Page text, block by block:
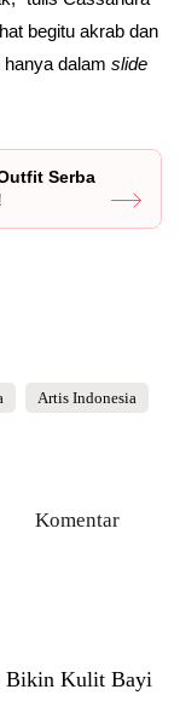
begitu akrab dan
hanya dalam slide
Serba
Artis Indonesia
Komentar
Bikin Kulit Bayi